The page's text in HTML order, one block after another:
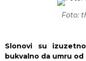
Foto:
Slonovi su
bukvalno da umru